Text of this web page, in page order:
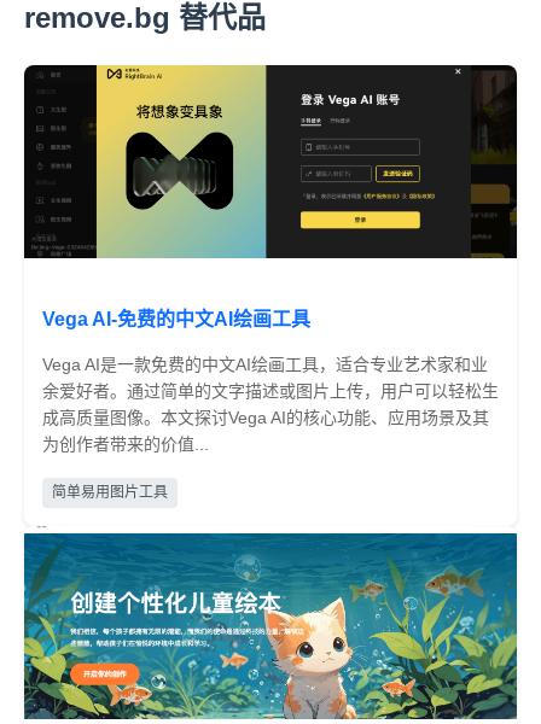
remove.bg 替代品
Vega AI-免费的中文AI绘画工具
Vega AI是一款免费的中文AI绘画工具，适合专业艺术家和业
余爱好者。通过简单的文字描述或图片上传，用户可以轻松生
成高质量图像。本文探讨Vega AI的核心功能、应用场景及其
为创作者带来的价值...
简单易用图片工具